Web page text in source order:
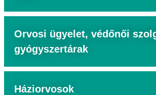
Orvosi ügyelet, védőnői
gyógyszertárak
Háziorvosok